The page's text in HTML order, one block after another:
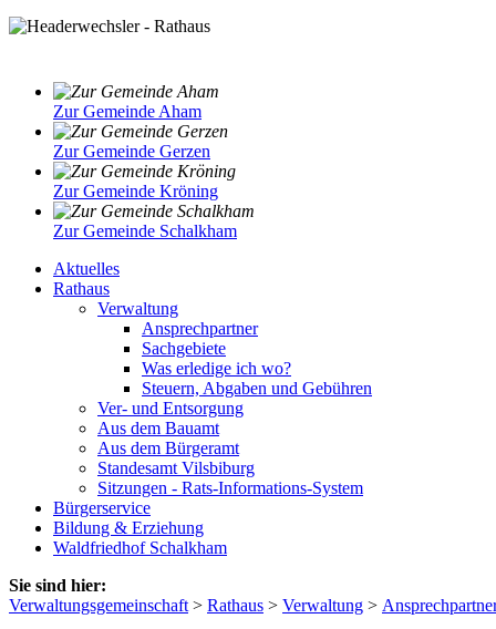
Zur Gemeinde Aham
Zur Gemeinde Gerzen
Zur Gemeinde Kröning
Zur Gemeinde Schalkham
Aktuelles
Rathaus
Verwaltung
Ansprechpartner
Sachgebiete
Was erledige ich wo?
Steuern, Abgaben und Gebühren
Ver- und Entsorgung
Aus dem Bauamt
Aus dem Bürgeramt
Standesamt Vilsbiburg
Sitzungen - Rats-Informations-System
Bürgerservice
Bildung & Erziehung
Waldfriedhof Schalkham
Sie sind hier:
Verwaltungsgemeinschaft > Rathaus > Verwaltung >